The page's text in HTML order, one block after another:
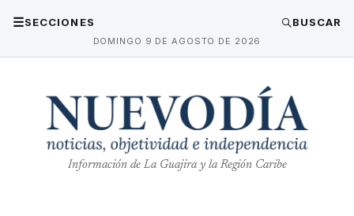
☰SECCIONES
DOMINGO 9 DE AGOSTO DE 2026
BUSCAR
Información de La Guajira y la Región Caribe